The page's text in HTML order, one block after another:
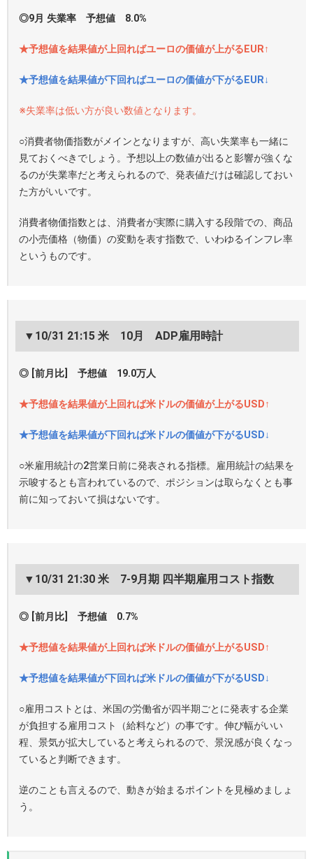
◎9月 失業率 予想値 8.0%
★予想値を結果値が上回ればユーロの価値が上がるEUR↑
★予想値を結果値が下回ればユーロの価値が下がるEUR↓
※失業率は低い方が良い数値となります。
○消費者物価指数がメインとなりますが、高い失業率も一緒に
見ておくべきでしょう。予想以上の数値が出ると影響が強くな
るのが失業率だと考えられるので、発表値だけは確認しておい
た方がいいです。
消費者物価指数とは、消費者が実際に購入する段階での、商品
の小売価格（物価）の変動を表す指数で、いわゆるインフレ率
というものです。
▼10/31 21:15 米 10月 ADP雇用時計
◎ [前月比] 予想値 19.0万人
★予想値を結果値が上回れば米ドルの価値が上がるUSD↑
★予想値を結果値が下回れば米ドルの価値が下がるUSD↓
○米雇用統計の2営業日前に発表される指標。雇用統計の結果を
示唆するとも言われているので、ポジションは取らなくとも事
前に知っておいて損はないです。
▼10/31 21:30 米 7-9月期 四半期雇用コスト指数
◎ [前月比] 予想値 0.7%
★予想値を結果値が上回れば米ドルの価値が上がるUSD↑
★予想値を結果値が下回れば米ドルの価値が下がるUSD↓
○雇用コストとは、米国の労働省が四半期ごとに発表する企業
が負担する雇用コスト（給料など）の事です。伸び幅がいい
程、景気が拡大していると考えられるので、景況感が良くなっ
ていると判断できます。
逆のことも言えるので、動きが始まるポイントを見極めましょ
う。